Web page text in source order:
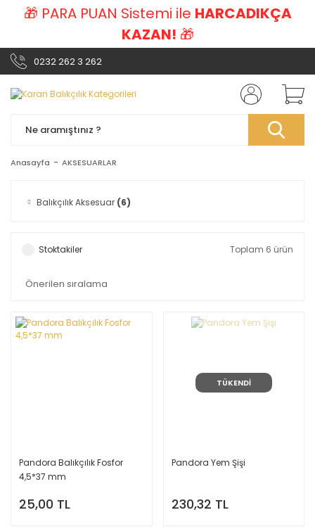
🎁 PARA PUAN Sistemi ile HARCADIKÇA
KAZAN! 🎁
0232 262 3 262
Anasayfa AKSESUARLAR
Balıkçılık Aksesuar (6)
Stoktakiler Toplam 6 ürün
Pandora Balıkçılık Fosfor
4,5*37 mm
25,00 TL
TÜKENDİ
Pandora Yem Şişi
230,32 TL